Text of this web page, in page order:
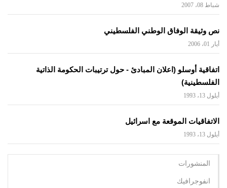
شباط 08، 2007
نص وثيقة الوفاق الوطني الفلسطيني
أيار 01، 2006
اتفاقية أوسلو (اعلان المبادئ - حول ترتيبات الحكومة الذاتية
الفلسطينية)
أيلول 13، 1993
الاتفاقيات الموقعة مع اسرائيل
أيلول 13، 1993
المنشورات
انفوجرافيك